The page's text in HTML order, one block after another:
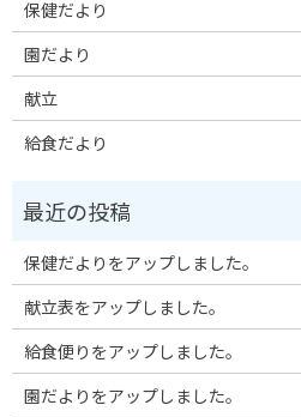
保健だより
園だより
献立
給食だより
保健だよりをアップしました。
献立表をアップしました。
給食便りをアップしました。
園だよりをアップしました。